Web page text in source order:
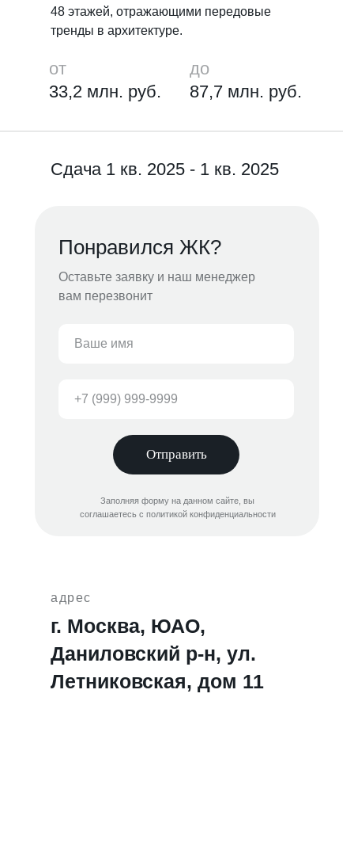
Оставьте заявку и наш менеджер
вам перезвонит
Понравился ЖК?
Заполняя форму на данном сайте, вы
соглашаетесь с политикой конфиденциальности
48 этажей, отражающими передовые
тренды в архитектуре.
33,2 млн. руб.
Сдача 1 кв. 2025 - 1 кв. 2025
87,7 млн. руб.
от до
Отправить
адрес
г. Москва, ЮАО,
Даниловский р-н, ул.
Летниковская, дом 11